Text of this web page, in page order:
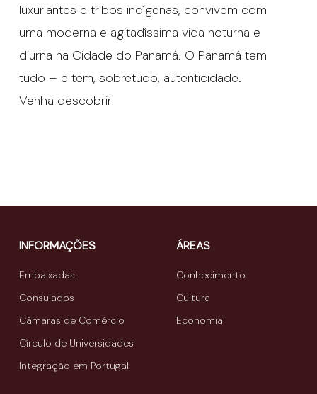
luxuriantes e tribos indígenas, convivem com
uma moderna e agitadíssima vida noturna e
diurna na Cidade do Panamá. O Panamá tem
tudo – e tem, sobretudo, autenticidade.
Venha descobrir!
INFORMAÇÕES
Embaixadas
Consulados
Câmaras de Comércio
Círculo de Universidades
Integração em Portugal
ÁREAS
Conhecimento
Cultura
Economia